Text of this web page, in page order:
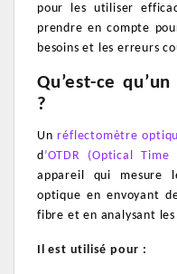
pour les utiliser
prendre en compte
besoins et les erreurs
Qu’est-ce
?
Unréflectomètre
d’OTDR (Optical
appareil qui mesure
optique en envoyant
fibre et en analysant
Il est utilisé pour :